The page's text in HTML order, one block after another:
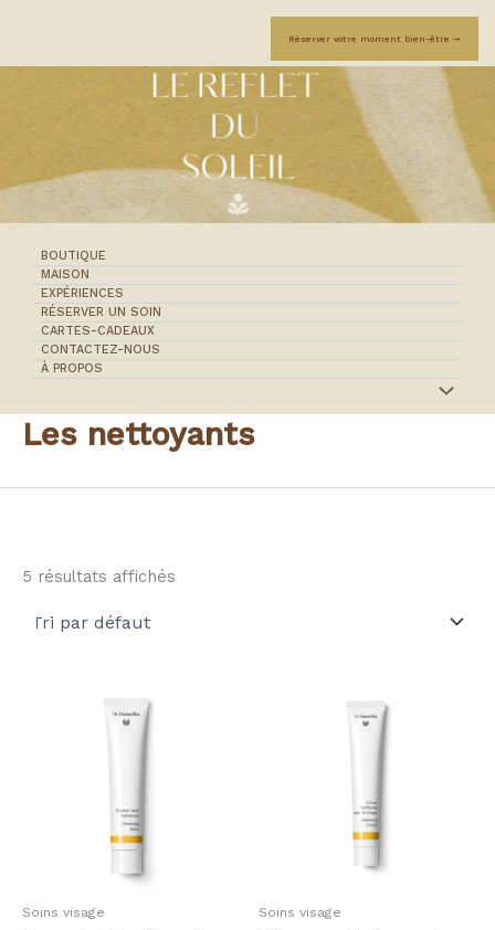
contenu
Réserver votre moment bien-être ➞
BOUTIQUE
MAISON
EXPÉRIENCES
RÉSERVER UN SOIN
CARTES-CADEAUX
CONTACTEZ-NOUS
À PROPOS
Les nettoyants
5 résultats affichés
Soins visage Soins visage